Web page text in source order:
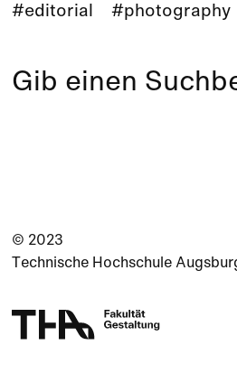
#editorial
#photography
Gib einen
© 2023
Technische Hochschule